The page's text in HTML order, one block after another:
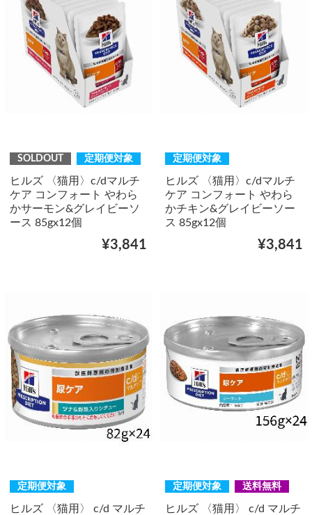
SOLDOUT 定期便対象
ヒルズ 〈猫用〉c/dマルチ
ケア コンフォート やわら
かサーモン&グレイビーソ
ース 85gx12個
¥3,841
定期便対象
ヒルズ 〈猫用〉c/dマルチ
ケア コンフォート やわら
かチキン&グレイビーソー
ス 85gx12個
¥3,841
定期便対象
ヒルズ 〈猫用〉 c/d マルチ
定期便対象 送料無料
ヒルズ 〈猫用〉 c/d マルチ